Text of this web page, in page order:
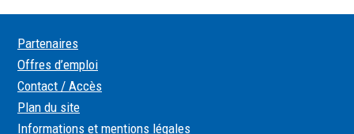
Partenaires
Offres d’emploi
Contact / Accès
Plan du site
Informations et mentions légales